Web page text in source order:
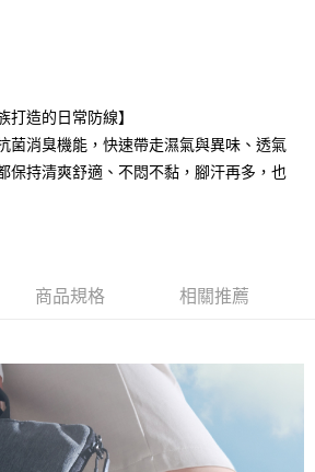
含以上)免運費
含以上)免運費
含以上)免運費
打造的日常防線】
菌消臭機能，快速帶走濕氣與異味、透氣
保持清爽舒適、不悶不黏，腳汗再多，也
商品規格 相關推薦